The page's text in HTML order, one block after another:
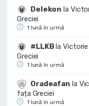
Delekon la
Greciei
1 lună în urmă
#LLKBla
Greciei
1 lună în urmă
Oradeafan la
fața Greciei
1 lună în urmă